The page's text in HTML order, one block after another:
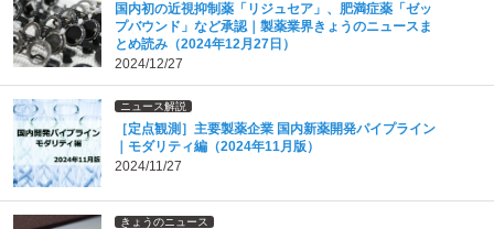
国内初の近視抑制薬「リジュセア」、肥満症薬「ゼッ
プバウンド」など承認｜製薬業界きょうのニュースま
とめ読み（2024年12月27日）
2024/12/27
ニュース解説
［定点観測］主要製薬企業 国内新薬開発パイプライン
｜モダリティ編（2024年11月版）
2024/11/27
きょうのニュース